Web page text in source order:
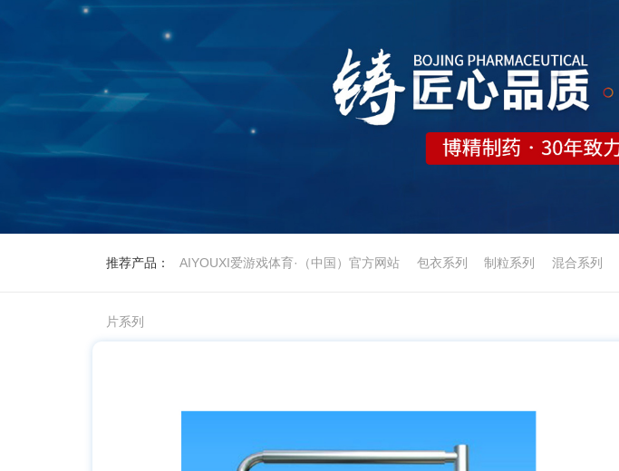
推荐产品： AIYOUXI爱游戏体育·（中国）官方网站 包衣系列 制粒系列 混合系列
片系列